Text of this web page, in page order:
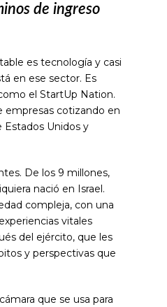
de ingreso
es tecnología y casi
en ese sector. Es
el StartUp Nation.
empresas cotizando en
Estados Unidos y
De los 9 millones,
nació en Israel.
compleja, con una
vitales
del ejército, que les
y perspectivas que
que se usa para